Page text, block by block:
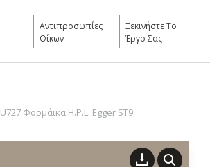
Αντιπροσωπίες
Οίκων
Ξεκινήστε Το
Έργο Σας
U727 Φορμάικα H.P.L. Egger ST9